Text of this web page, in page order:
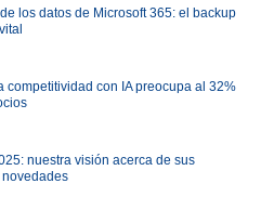
los datos de Microsoft 365: el backup
competitividad con IA preocupa al 32%
nuestra visión acerca de sus